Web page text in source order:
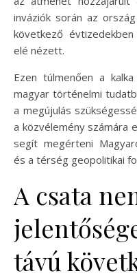
inváziók során az
következő
elé nézett.
Ezen túlmenően a
magyar történelmi
a megújulás
a közvélemény számára
segít megérteni
és a térség geopolitikai
A csata
távú